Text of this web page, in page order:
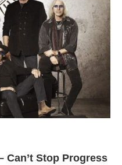
Can’t Stop Progress